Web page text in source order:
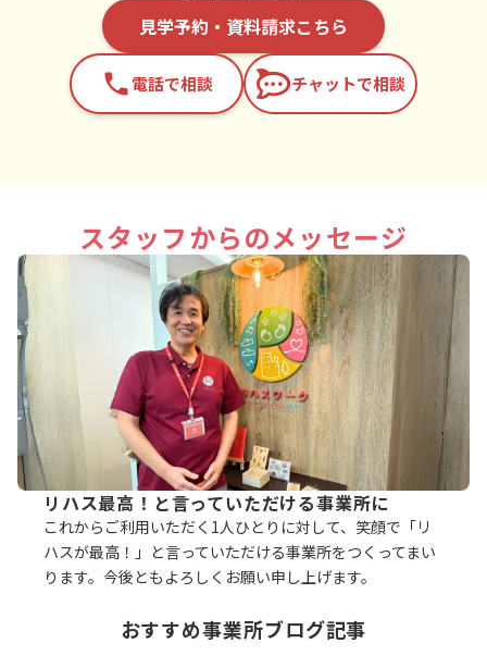
見学予約・資料請求こちら
phone電話で相談 チャットで相談
スタッフからのメッセージ
リハス最高！と言っていただける事業所に
これからご利用いただく1人ひとりに対して、笑顔で「リ
ハスが最高！」と言っていただける事業所をつくってまい
ります。今後ともよろしくお願い申し上げます。
おすすめ事業所ブログ記事